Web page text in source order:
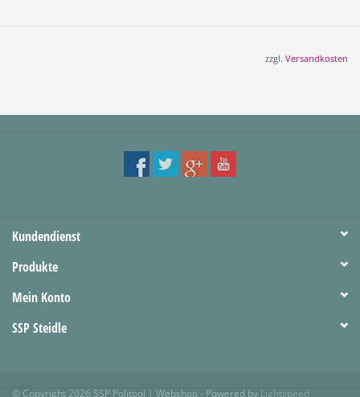
zzgl. Versandkosten
Kundendienst
Produkte
Mein Konto
SSP Steidle
© Copyright 2026 SSP Politool | Webshop - Powered by Lightspeed